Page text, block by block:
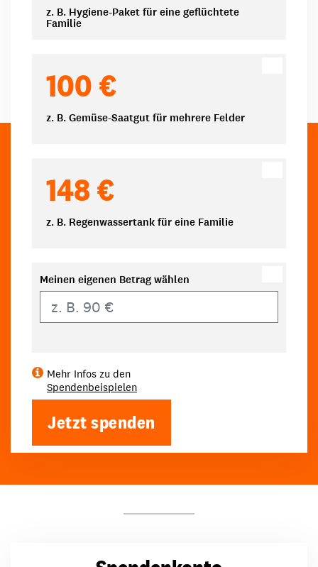
z. B. Hygiene-Paket für eine geflüchtete
Familie
100 €
z. B. Gemüse-Saatgut für mehrere Felder
148 €
z. B. Regenwassertank für eine Familie
Meinen eigenen Betrag wählen
Mehr Infos zu den
Spendenbeispielen
Jetzt spenden